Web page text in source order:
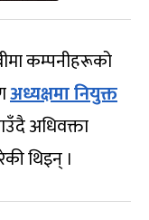
कम्पनीहरूको
अध्यक्षमा नियुक्त
अधिवक्ता
थिइन् ।